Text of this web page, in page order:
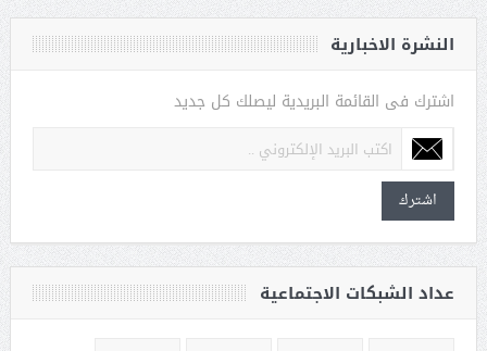
النشرة الاخبارية
اشترك فى القائمة البريدية ليصلك كل جديد
اشترك
عداد الشبكات الاجتماعية